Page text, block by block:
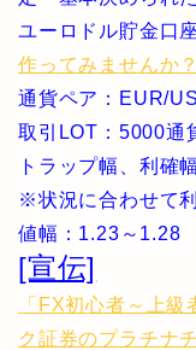
ユーロドル貯金口
作ってみませんか
通貨ペア：EUR/
取引LOT：5000通
トラップ幅、利確
※状況に合わせて
値幅：1.23～1.28
[宣伝]
「FX初心者～上
ク証券のプラチナ